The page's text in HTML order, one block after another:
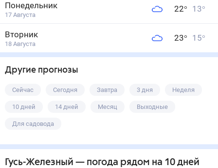
Понедельник
17 Августа
22° 13°
Вторник
18 Августа
23° 15°
Другие прогнозы
Сейчас Сегодня Завтра 3 дня Неделя
10 дней 14 дней Месяц Выходные
Для садовода
Гусь-Железный — погода рядом на 10 дней